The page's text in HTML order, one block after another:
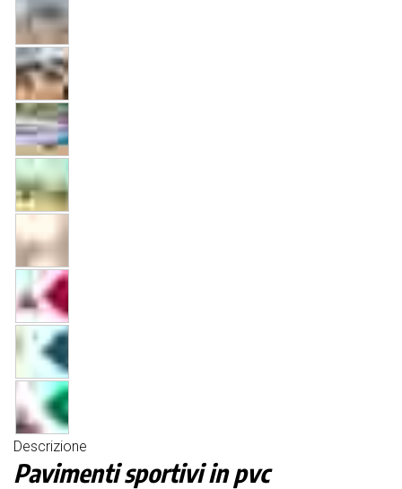
Descrizione
Pavimenti sportivi in pvc